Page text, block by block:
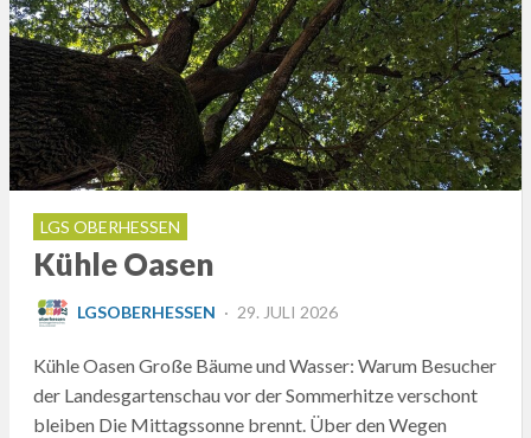
LGS OBERHESSEN
Kühle Oasen
LGSOBERHESSEN
POSTED
29. JULI 2026
Kühle Oasen Große Bäume und Wasser: Warum Besucher
der Landesgartenschau vor der Sommerhitze verschont
bleiben Die Mittagssonne brennt. Über den Wegen